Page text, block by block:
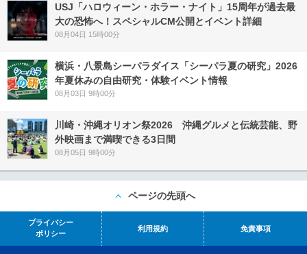
USJ「ハロウィーン・ホラー・ナイト」15周年が過去最
大の恐怖へ！スペシャルCM公開とイベント詳細
08月04日 15時00分
横浜・八景島シーパラダイス「シーパラ夏の研究」2026
年夏休みの自由研究・体験イベント情報
08月03日 9時00分
川崎・沖縄オリオン祭2026 沖縄グルメと伝統芸能、野
外映画まで満喫できる3日間
08月05日 9時00分
ページの先頭へ
プライバシー
ポリシー
利用規約 免責事項